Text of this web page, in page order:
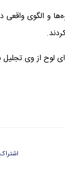
و الگوی
لوح از وی